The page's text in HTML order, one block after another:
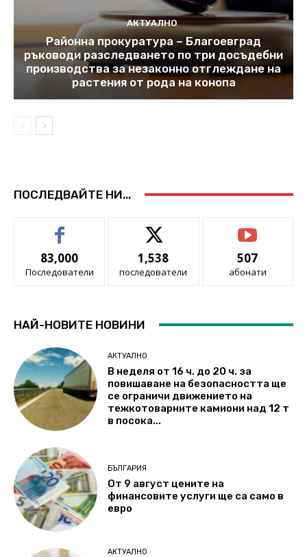
АКТУАЛНО
Районна прокуратура – Благоевград
ръководи разследването по три досъдебни
производства за незаконно отглеждане на
растения от рода на конопа
ПОСЛЕДВАЙТЕ НИ...
83,000
Последователи
1,538
последователи
507
абонати
НАЙ-НОВИТЕ НОВИНИ
АКТУАЛНО
В неделя от 16 ч. до 20 ч. за
повишаване на безопасността ще
се ограничи движението на
тежкотоварните камиони над 12 т
в посока...
БЪЛГАРИЯ
От 9 август цените на
финансовите услуги ще са само в
евро
АКТУАЛНО